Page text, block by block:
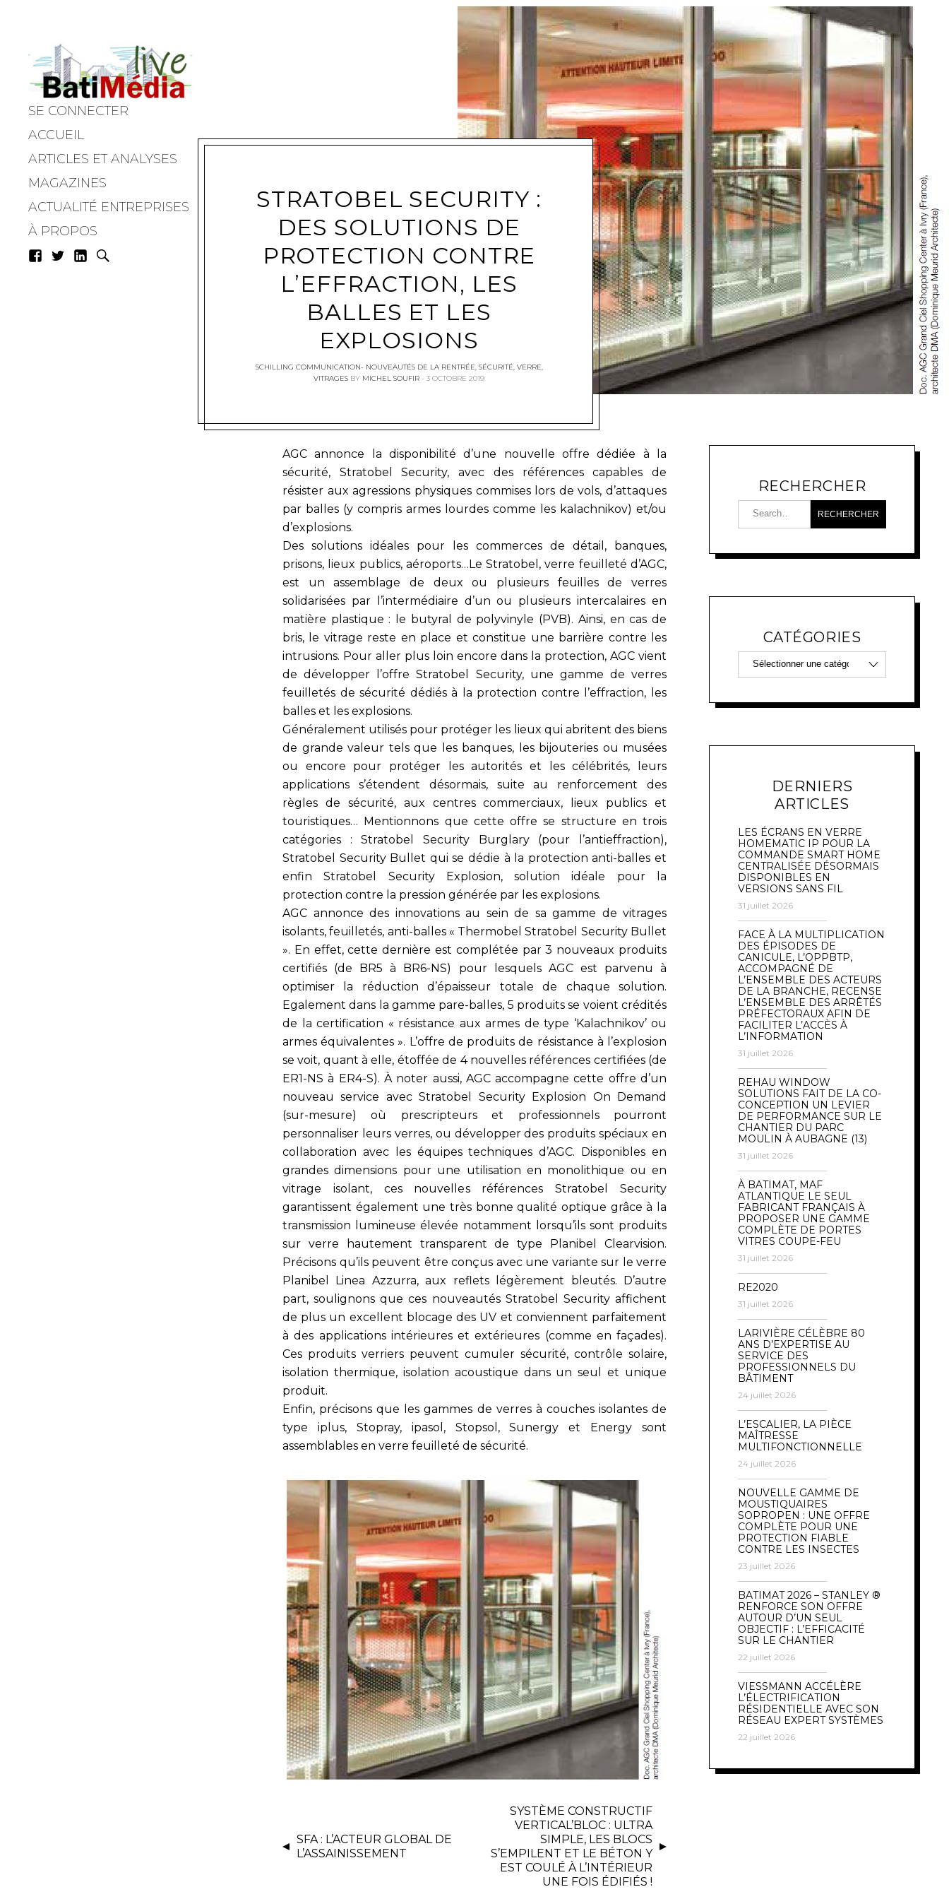
Batimedialive
SE CONNECTER
ACCUEIL
ARTICLES ET ANALYSES
MAGAZINES
ACTUALITÉ ENTREPRISES
À PROPOS
STRATOBEL SECURITY :
DES SOLUTIONS DE
PROTECTION CONTRE
L’EFFRACTION, LES
BALLES ET LES
EXPLOSIONS
SCHILLING COMMUNICATION- NOUVEAUTÉS DE LA RENTRÉE, SÉCURITÉ, VERRE,
VITRAGES BY MICHEL SOUFIR 3 OCTOBRE 2019
AGC annonce la disponibilité d’une nouvelle offre dédiée à la
sécurité, Stratobel Security, avec des références capables de
résister aux agressions physiques commises lors de vols, d’attaques
par balles (y compris armes lourdes comme les kalachnikov) et/ou
d’explosions.
Des solutions idéales pour les commerces de détail, banques,
prisons, lieux publics, aéroports…Le Stratobel, verre feuilleté d’AGC,
est un assemblage de deux ou plusieurs feuilles de verres
solidarisées par l’intermédiaire d’un ou plusieurs intercalaires en
matière plastique : le butyral de polyvinyle (PVB). Ainsi, en cas de
bris, le vitrage reste en place et constitue une barrière contre les
intrusions. Pour aller plus loin encore dans la protection, AGC vient
de développer l’offre Stratobel Security, une gamme de verres
feuilletés de sécurité dédiés à la protection contre l’effraction, les
balles et les explosions.
Généralement utilisés pour protéger les lieux qui abritent des biens
de grande valeur tels que les banques, les bijouteries ou musées
ou encore pour protéger les autorités et les célébrités, leurs
applications s’étendent désormais, suite au renforcement des
règles de sécurité, aux centres commerciaux, lieux publics et
touristiques… Mentionnons que cette offre se structure en trois
catégories : Stratobel Security Burglary (pour l’antieffraction),
Stratobel Security Bullet qui se dédie à la protection anti-balles et
enfin Stratobel Security Explosion, solution idéale pour la
protection contre la pression générée par les explosions.
AGC annonce des innovations au sein de sa gamme de vitrages
isolants, feuilletés, anti-balles « Thermobel Stratobel Security Bullet
». En effet, cette dernière est complétée par 3 nouveaux produits
certifiés (de BR5 à BR6-NS) pour lesquels AGC est parvenu à
optimiser la réduction d’épaisseur totale de chaque solution.
Egalement dans la gamme pare-balles, 5 produits se voient crédités
de la certification « résistance aux armes de type ‘Kalachnikov’ ou
armes équivalentes ». L’offre de produits de résistance à l’explosion
se voit, quant à elle, étoffée de 4 nouvelles références certifiées (de
ER1-NS à ER4-S). À noter aussi, AGC accompagne cette offre d’un
nouveau service avec Stratobel Security Explosion On Demand
(sur-mesure) où prescripteurs et professionnels pourront
personnaliser leurs verres, ou développer des produits spéciaux en
collaboration avec les équipes techniques d’AGC. Disponibles en
grandes dimensions pour une utilisation en monolithique ou en
vitrage isolant, ces nouvelles références Stratobel Security
garantissent également une très bonne qualité optique grâce à la
transmission lumineuse élevée notamment lorsqu’ils sont produits
sur verre hautement transparent de type Planibel Clearvision.
Précisons qu’ils peuvent être conçus avec une variante sur le verre
Planibel Linea Azzurra, aux reflets légèrement bleutés. D’autre
part, soulignons que ces nouveautés Stratobel Security affichent
de plus un excellent blocage des UV et conviennent parfaitement
à des applications intérieures et extérieures (comme en façades).
Ces produits verriers peuvent cumuler sécurité, contrôle solaire,
isolation thermique, isolation acoustique dans un seul et unique
produit.
Enfin, précisons que les gammes de verres à couches isolantes de
type iplus, Stopray, ipasol, Stopsol, Sunergy et Energy sont
assemblables en verre feuilleté de sécurité.
SFA : L’ACTEUR GLOBAL DE
L’ASSAINISSEMENT
SYSTÈME CONSTRUCTIF
VERTICAL’BLOC : ULTRA
SIMPLE, LES BLOCS
S’EMPILENT ET LE BÉTON Y
EST COULÉ À L’INTÉRIEUR
UNE FOIS ÉDIFIÉS !
RECHERCHER
CATÉGORIES
DERNIERS
ARTICLES
LES ÉCRANS EN VERRE
HOMEMATIC IP POUR LA
COMMANDE SMART HOME
CENTRALISÉE DÉSORMAIS
DISPONIBLES EN
VERSIONS SANS FIL
31 juillet 2026
FACE À LA MULTIPLICATION
DES ÉPISODES DE
CANICULE, L’OPPBTP,
ACCOMPAGNÉ DE
L’ENSEMBLE DES ACTEURS
DE LA BRANCHE, RECENSE
L’ENSEMBLE DES ARRÊTÉS
PRÉFECTORAUX AFIN DE
FACILITER L’ACCÈS À
L’INFORMATION
31 juillet 2026
REHAU WINDOW
SOLUTIONS FAIT DE LA CO-
CONCEPTION UN LEVIER
DE PERFORMANCE SUR LE
CHANTIER DU PARC
MOULIN À AUBAGNE (13)
31 juillet 2026
À BATIMAT, MAF
ATLANTIQUE LE SEUL
FABRICANT FRANÇAIS À
PROPOSER UNE GAMME
COMPLÈTE DE PORTES
VITRES COUPE-FEU
31 juillet 2026
RE2020
31 juillet 2026
LARIVIÈRE CÉLÈBRE 80
ANS D’EXPERTISE AU
SERVICE DES
PROFESSIONNELS DU
BÂTIMENT
24 juillet 2026
L’ESCALIER, LA PIÈCE
MAÎTRESSE
MULTIFONCTIONNELLE
24 juillet 2026
NOUVELLE GAMME DE
MOUSTIQUAIRES
SOPROPEN : UNE OFFRE
COMPLÈTE POUR UNE
PROTECTION FIABLE
CONTRE LES INSECTES
23 juillet 2026
BATIMAT 2026 – STANLEY ®
RENFORCE SON OFFRE
AUTOUR D’UN SEUL
OBJECTIF : L’EFFICACITÉ
SUR LE CHANTIER
22 juillet 2026
VIESSMANN ACCÉLÈRE
L’ÉLECTRIFICATION
RÉSIDENTIELLE AVEC SON
RÉSEAU EXPERT SYSTÈMES
22 juillet 2026